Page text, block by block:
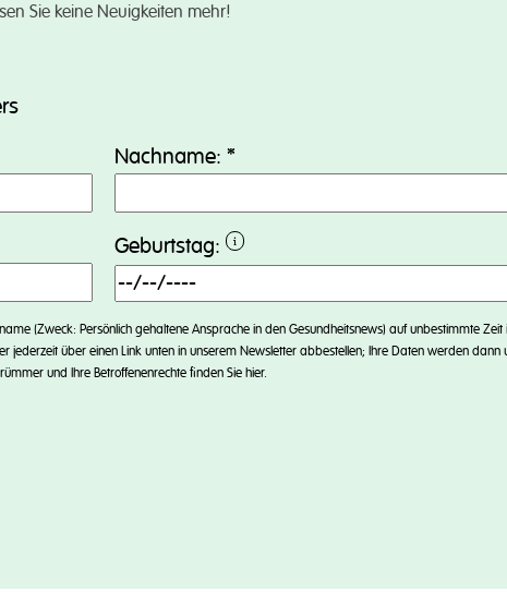
Sie keine Neuigkeiten mehr!
Nachname: *
Geburtstag:
(Zweck: Persönlich gehaltene Ansprache in den Gesundheitsnews) auf unbestimmte Zeit
jederzeit über einen Link unten in unserem Newsletter abbestellen; Ihre Daten werden dann
und Ihre Betroffenenrechte finden Sie hier.